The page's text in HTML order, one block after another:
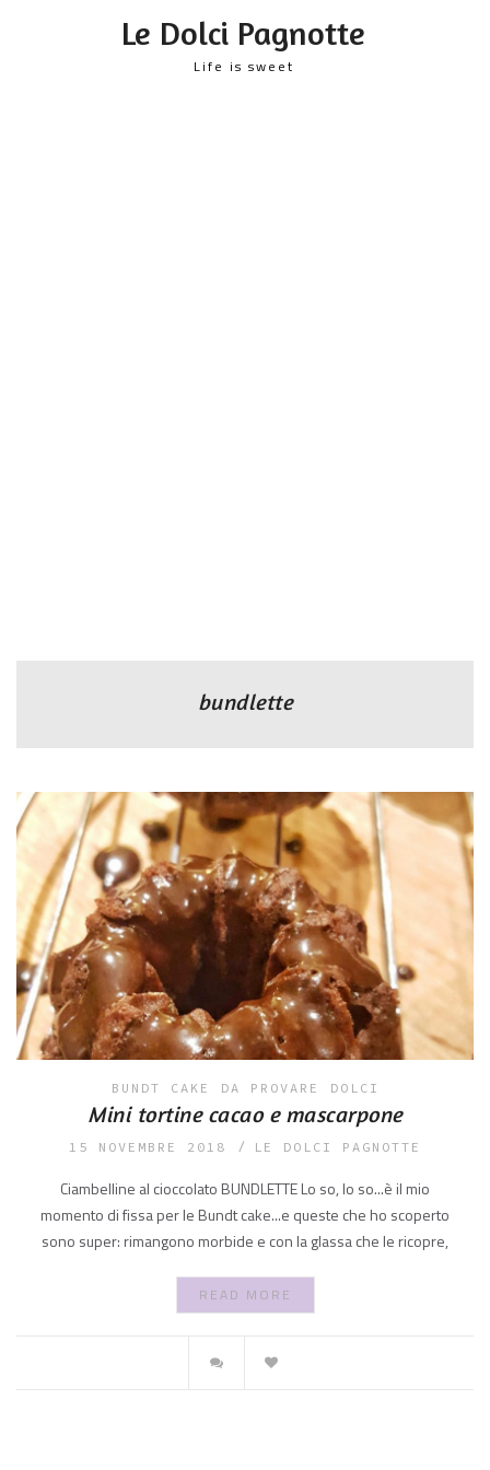
Le Dolci Pagnotte
Life is sweet
bundlette
BUNDT CAKE DA PROVARE DOLCI
Mini tortine cacao e mascarpone
15 NOVEMBRE 2018 LE DOLCI PAGNOTTE
Ciambelline al cioccolato BUNDLETTE Lo so, lo so...è il mio
momento di fissa per le Bundt cake...e queste che ho scoperto
sono super: rimangono morbide e con la glassa che le ricopre,
READ MORE